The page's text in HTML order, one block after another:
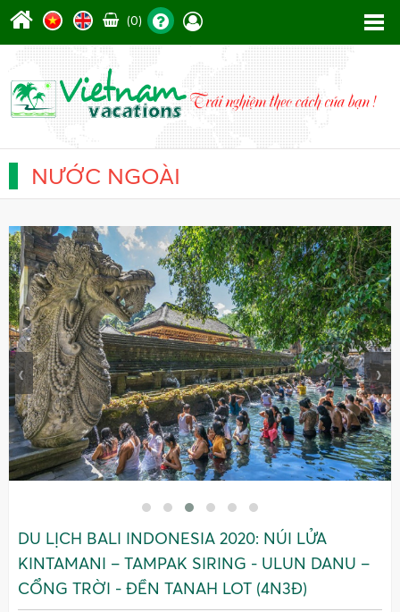
(0)
NƯỚC NGOÀI
‹ ›
DU LỊCH BALI INDONESIA 2020: NÚI LỬA
KINTAMANI – TAMPAK SIRING - ULUN DANU –
CỔNG TRỜI - ĐỀN TANAH LOT (4N3Đ)